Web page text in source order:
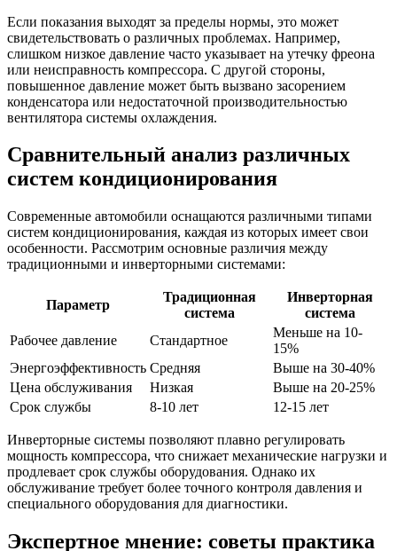
Если показания выходят за пределы нормы, это может
свидетельствовать о различных проблемах. Например,
слишком низкое давление часто указывает на утечку фреона
или неисправность компрессора. С другой стороны,
повышенное давление может быть вызвано засорением
конденсатора или недостаточной производительностью
вентилятора системы охлаждения.
Сравнительный анализ различных
систем кондиционирования
Современные автомобили оснащаются различными типами
систем кондиционирования, каждая из которых имеет свои
особенности. Рассмотрим основные различия между
традиционными и инверторными системами:
Параметр
Традиционная
система
Инверторная
система
Рабочее давление
Стандартное
Меньше на 10-
15%
Энергоэффективность Средняя
Выше на 30-40%
Цена обслуживания
Низкая
Выше на 20-25%
Срок службы
8-10 лет 12-15 лет
Инверторные системы позволяют плавно регулировать
мощность компрессора, что снижает механические нагрузки и
продлевает срок службы оборудования. Однако их
обслуживание требует более точного контроля давления и
специального оборудования для диагностики.
Экспертное мнение: советы практика